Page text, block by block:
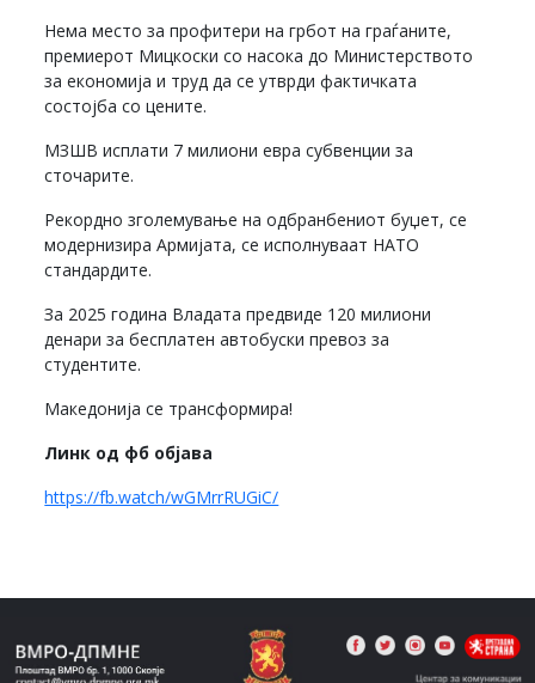
Нема место за профитери на грбот на граѓаните,
премиерот Мицкоски со насока до Министерството
за економија и труд да се утврди фактичката
состојба со цените.
МЗШВ исплати 7 милиони евра субвенции за
сточарите.
Рекордно зголемување на одбранбениот буџет, се
модернизира Армијата, се исполнуваат НАТО
стандардите.
За 2025 година Владата предвиде 120 милиони
денари за бесплатен автобуски превоз за
студентите.
Македонија се трансформира!
Линк од фб објава
https://fb.watch/wGMrrRUGiC/